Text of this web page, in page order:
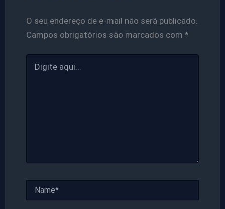
O seu endereço de e-mail não será publicado.
Campos obrigatórios são marcados com *
aqui...